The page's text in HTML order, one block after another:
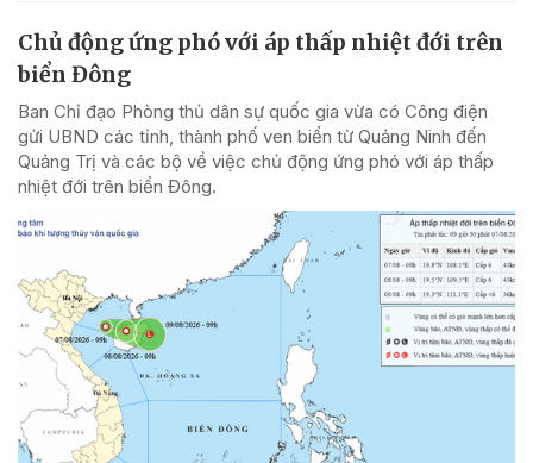
Chủ động ứng phó với áp thấp nhiệt đới trên
biển Đông
Ban Chỉ đạo Phòng thủ dân sự quốc gia vừa có Công điện
gửi UBND các tỉnh, thành phố ven biển từ Quảng Ninh đến
Quảng Trị và các bộ về việc chủ động ứng phó với áp thấp
nhiệt đới trên biển Đông.